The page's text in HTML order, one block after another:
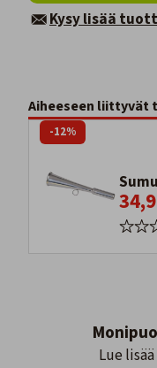
Kysy lisää
Aiheeseen liittyvät
-12%
Lue